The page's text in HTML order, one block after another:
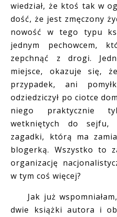
wiedział, że ktoś tak w
dość, że jest zmęczony
nowość w tego typu
jednym pechowcem,
zepchnąć z drogi.
miejsce, okazuje się,
przypadek, ani
odziedziczył po ciotce
niego praktycznie
wetkniętych do
zagadki, którą ma
blogerką. Wszystko to
organizację
w tym coś więcej?
Jak już wspomniałam,
dwie książki autora i